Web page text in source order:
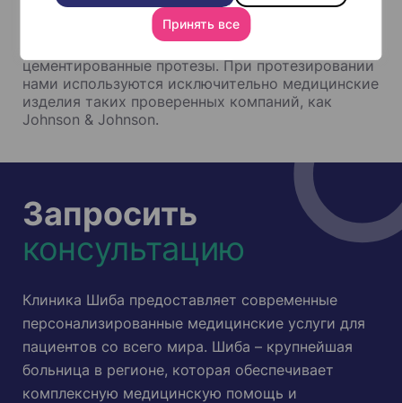
Принять все
расшатывание медицинского изделия и неудачи
первичной операции в Медицинском центре
цементированные протезы. При протезировании
нами используются исключительно медицинские
изделия таких проверенных компаний, как
Johnson & Johnson.
Запросить
консультацию
Клиника Шиба предоставляет современные
персонализированные медицинские услуги для
пациентов со всего мира. Шиба – крупнейшая
больница в регионе, которая обеспечивает
комплексную медицинскую помощь и